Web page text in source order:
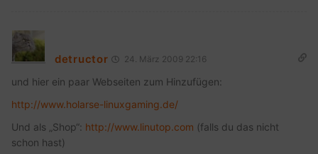
detructor 24. März 2009 22:16
und hier ein paar Webseiten zum Hinzufügen:
http://www.holarse-linuxgaming.de/
Und als „Shop“: http://www.linutop.com (falls du das nicht
schon hast)